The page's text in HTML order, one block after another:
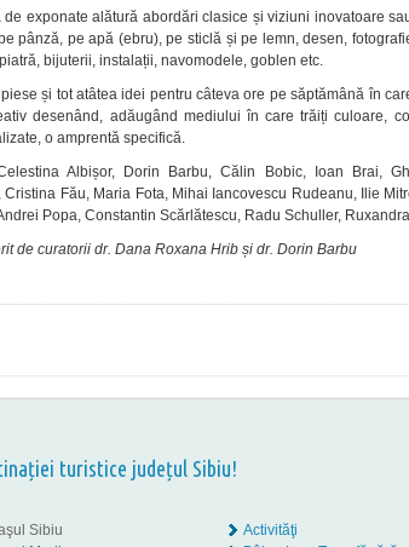
de exponate alătură abordări clasice și viziuni inovatoare
pânză, pe apă (ebru), pe sticlă și pe lemn, desen,
bijuterii, instalații, navomodele, goblen etc.
și tot atâtea idei pentru câteva ore pe săptămână în
desenând, adăugând mediului în care trăiți culoare,
o amprentă specifică.
Albișor, Dorin Barbu, Călin Bobic, Ioan Brai,
Cristina Fău, Maria Fota, Mihai Iancovescu Rudeanu, Ilie
Popa, Constantin Scărlătescu, Radu Schuller,
de curatorii dr. Dana Roxana Hrib și dr. Dorin Barbu
turistice județul Sibiu!
Sibiu
Activităţi